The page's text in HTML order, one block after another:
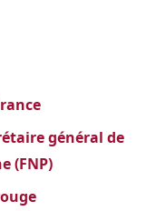
général de
(FNP)